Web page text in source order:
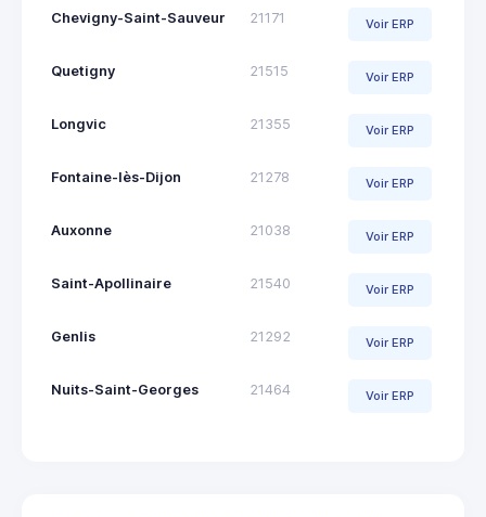
Chevigny-Saint-Sauveur 21171 Voir ERP
Quetigny 21515 Voir ERP
Longvic 21355 Voir ERP
Fontaine-lès-Dijon 21278 Voir ERP
Auxonne 21038 Voir ERP
Saint-Apollinaire 21540 Voir ERP
Genlis 21292 Voir ERP
Nuits-Saint-Georges 21464 Voir ERP